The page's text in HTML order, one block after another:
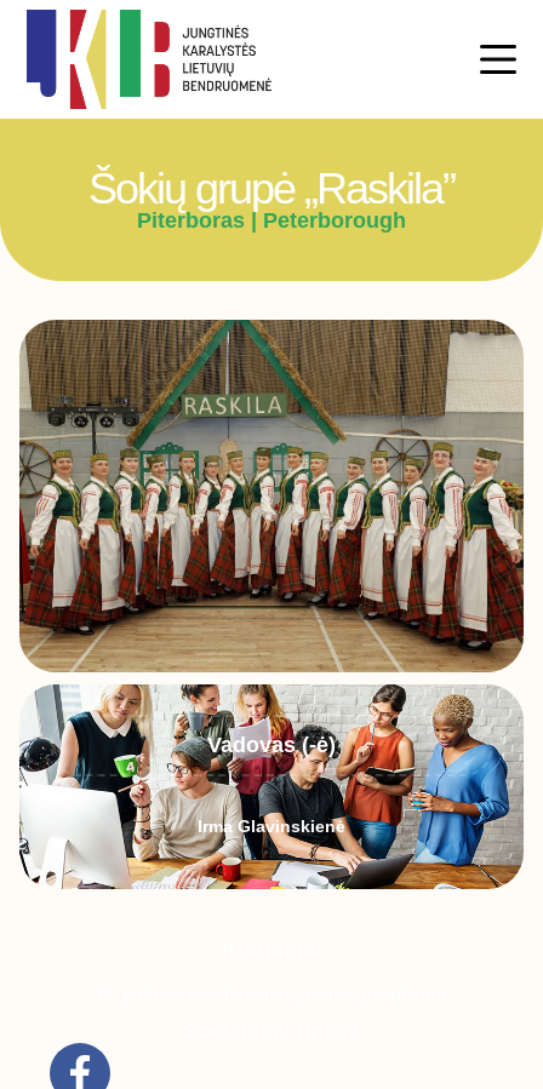
Šokių grupė „Raskila”
Piterboras | Peterborough
Vadovas (-ė)
Irma Glavinskienė